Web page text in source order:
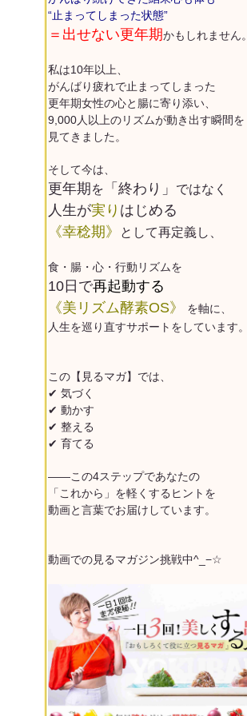
“止まってしまった状態”
＝出せない更年期かもしれません。
私は10年以上、
がんばり疲れで止まってしまった
更年期女性の心と腸に寄り添い、
9,000人以上のリズムが動き出す瞬間を
見てきました。
そして今は、
更年期 を 「終わり」 ではなく
人生が実り はじめる
《幸稔期》
として再定義し、
食・腸・心・行動リズムを
10日で再起動する
《美リズム酵素OS》
を軸に、
人生を巡り直すサポートをしています。
この【見るマガ】では、
✔ 気づく
✔ 動かす
✔ 整える
✔ 育てる
——この4ステップであなたの
「これから」を軽くするヒント を
動画と言葉でお届けしています。
動画での見るマガジン挑戦中^_−☆